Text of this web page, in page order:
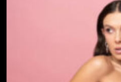
подготовки.
Рецензия